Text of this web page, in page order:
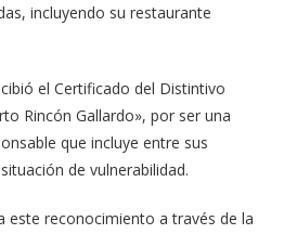
incluyendo su restaurante
el Certificado del Distintivo
Rincón Gallardo», por ser una
que incluye entre sus
de vulnerabilidad.
este reconocimiento a través de la